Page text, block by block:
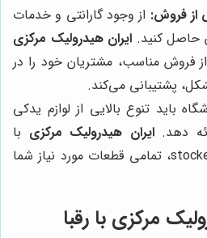
از فروش: از وجود گارانتی و خدمات
حاصل کنید. ایران هیدرولیک مرکزی
فروش مناسب، مشتریان خود را در
پشتیبانی می‌کند.
باید تنوع بالایی از لوازم یدکی
دهد.ایران هیدرولیک مرکزی با
داشتن انبار بزرگ وstocked، تمامی قطعات مورد نیاز شما
مرکزی با رقبا